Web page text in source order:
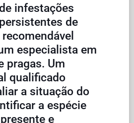
infestações
de
especialista em
pragas. Um
qualificado
a situação do
a espécie
e